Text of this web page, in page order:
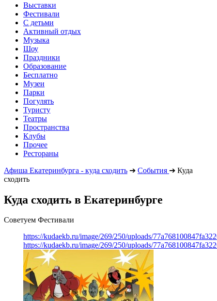
Выставки
Фестивали
С детьми
Активный отдых
Музыка
Шоу
Праздники
Образование
Бесплатно
Музеи
Парки
Погулять
Туристу
Театры
Пространства
Клубы
Прочее
Рестораны
Афиша Екатеринбурга - куда сходить ➔ События ➔ Куда
сходить
Куда сходить в Екатеринбурге
Советуем Фестивали
https://kudaekb.ru/image/269/250/uploads/
https://kudaekb.ru/image/269/250/uploads/